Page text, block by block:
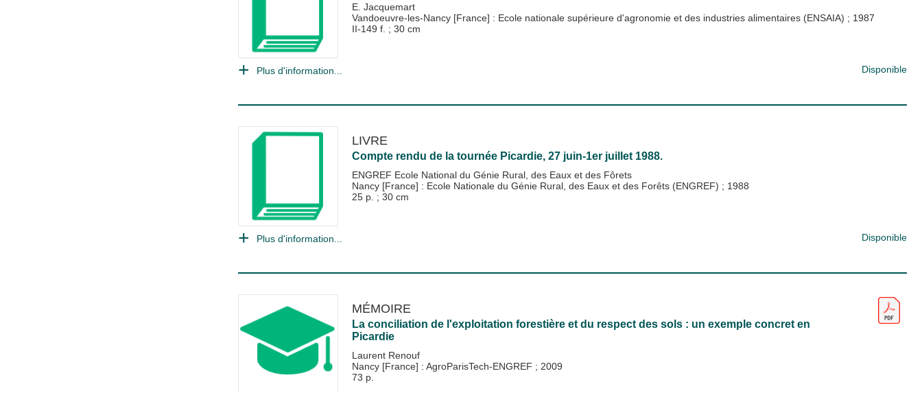
E. Jacquemart
Vandoeuvre-les-Nancy [France] : Ecole nationale supérieure d'agronomie et des industries alimentaires (ENSAIA) ; 1987
II-149 f. ; 30 cm
Plus d'information... Disponible
LIVRE
Compte rendu de la tournée Picardie, 27 juin-1er juillet 1988.
ENGREF Ecole National du Génie Rural, des Eaux et des Fôrets
Nancy [France] : Ecole Nationale du Génie Rural, des Eaux et des Forêts (ENGREF) ; 1988
25 p. ; 30 cm
Plus d'information... Disponible
MÉMOIRE
La conciliation de l'exploitation forestière et du respect des sols : un exemple concret en
Picardie
Laurent Renouf
Nancy [France] : AgroParisTech-ENGREF ; 2009
73 p.